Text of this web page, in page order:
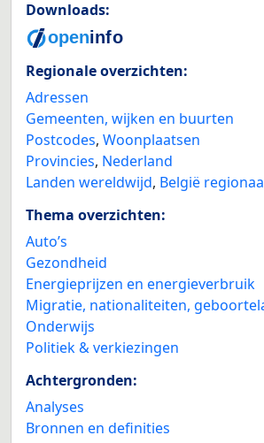
Downloads:
Regionale overzichten:
Adressen
Gemeenten, wijken en buurten
Postcodes, Woonplaatsen
Provincies, Nederland
Landen wereldwijd, België
Thema overzichten:
Auto’s
Gezondheid
Energieprijzen en energieverbruik
Migratie, nationaliteiten,
Onderwijs
Politiek & verkiezingen
Achtergronden:
Analyses
Bronnen en definities